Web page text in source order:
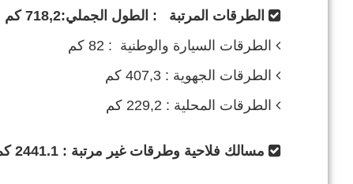
الطرقات المرتبة : الطول الجملي:718,2 كم منها
الطرقات السيارة والوطنية : 82 كم
الطرقات الجهوية : 407,3 كم
الطرقات المحلية : 229,2 كم
مسالك فلاحية وطرقات غير مرتبة : 2441.1 كم